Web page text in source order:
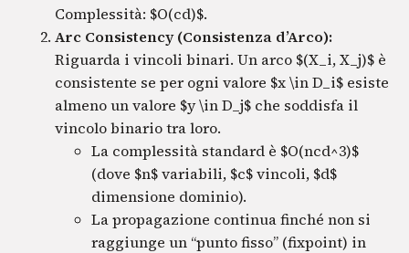
Complessità: $O(cd)$.
Arc Consistency (Consistenza d’Arco):
Riguarda i vincoli binari. Un arco $(X_i, X_j)$ è
consistente se per ogni valore $x \in D_i$ esiste
almeno un valore $y \in D_j$ che soddisfa il
vincolo binario tra loro.
La complessità standard è $O(ncd^3)$
(dove $n$ variabili, $c$ vincoli, $d$
dimensione dominio).
La propagazione continua finché non si
raggiunge un “punto fisso” (fixpoint) in